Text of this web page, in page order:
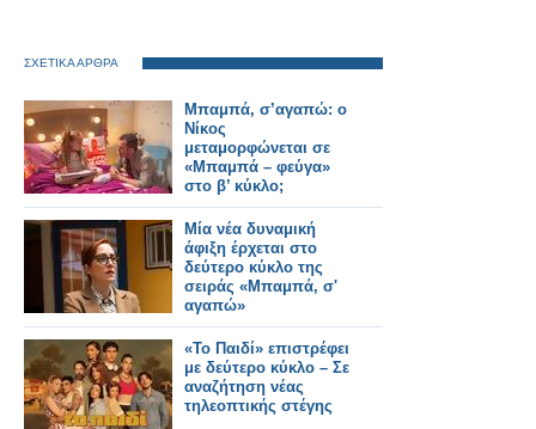
ΣΧΕΤΙΚΑ ΑΡΘΡΑ
Μπαμπά, σ’αγαπώ: ο
Νίκος
μεταμορφώνεται σε
«Μπαμπά – φεύγα»
στο β’ κύκλο;
Μία νέα δυναμική
άφιξη έρχεται στο
δεύτερο κύκλο της
σειράς «Μπαμπά, σ'
αγαπώ»
«Το Παιδί» επιστρέφει
με δεύτερο κύκλο – Σε
αναζήτηση νέας
τηλεοπτικής στέγης